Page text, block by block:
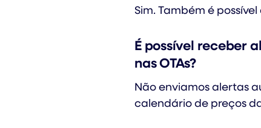
Sim. Também é
É possível receber
nas OTAs?
Não enviamos alertas
calendário de preços